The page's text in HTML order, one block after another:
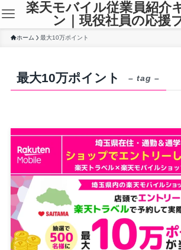
楽天モバイル従業員紹介
ン｜現役社員の応援
ホーム 最大10万ポイント
最大10万ポイント – tag –